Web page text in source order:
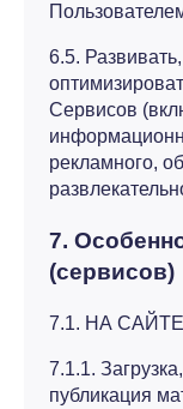
6.5.
Сервисов
рекламного,
7.
(сервисов)
7.1. НА
7.1.1.
публикация